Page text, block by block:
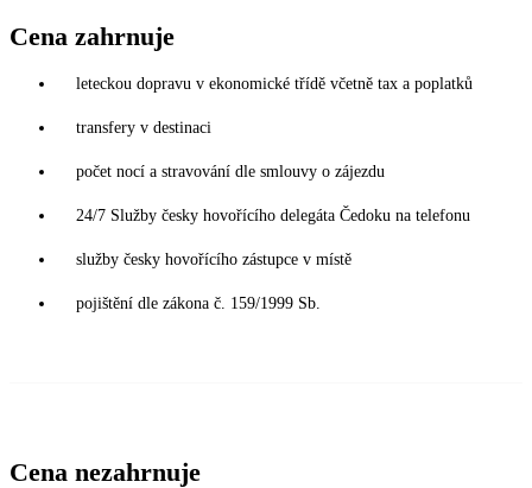
Cena zahrnuje
leteckou dopravu v ekonomické třídě včetně tax a poplatků
transfery v destinaci
počet nocí a stravování dle smlouvy o zájezdu
24/7 Služby česky hovořícího delegáta Čedoku na telefonu
služby česky hovořícího zástupce v místě
pojištění dle zákona č. 159/1999 Sb.
Cena nezahrnuje